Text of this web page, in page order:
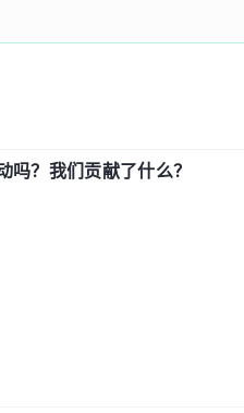
？我们贡献了什么？